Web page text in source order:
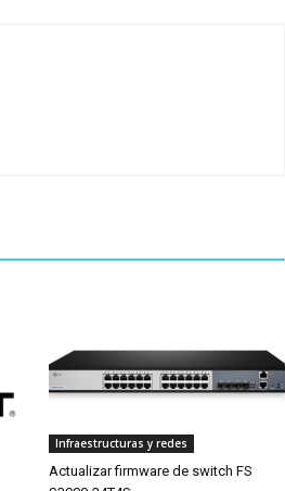
Infraestructuras y redes
Actualizar firmware de switch FS